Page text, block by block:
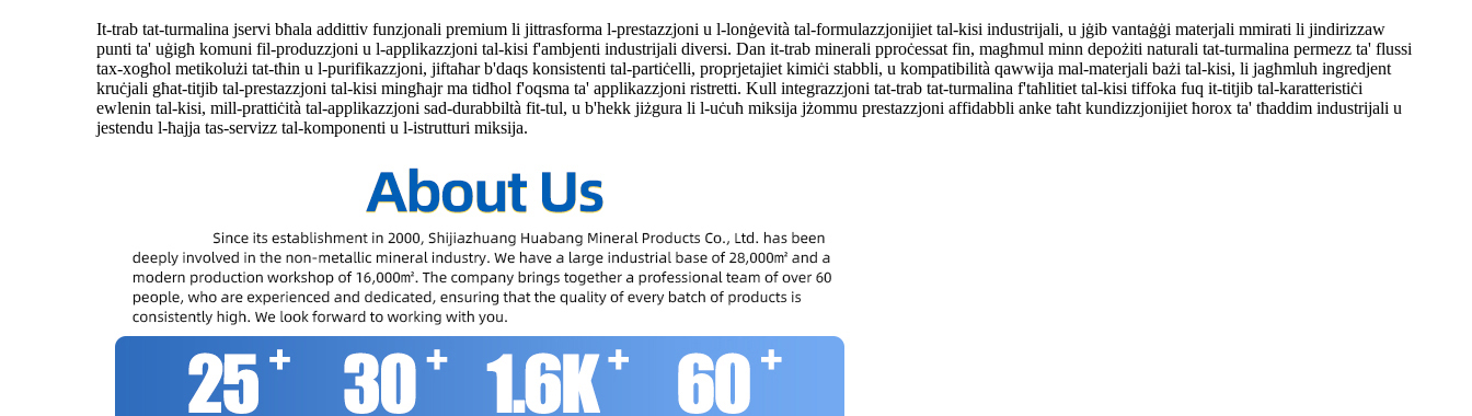
It-trab tat-turmalina jservi bħala addittiv funzjonali premium li jittrasforma l-prestazzjoni u l-lonġevità tal-formulazzjonijiet tal-kisi industrijali, u jġib vantaġġi materjali mmirati li jindirizzaw
punti ta' uġigħ komuni fil-produzzjoni u l-applikazzjoni tal-kisi f'ambjenti industrijali diversi. Dan it-trab minerali pproċessat fin, magħmul minn depożiti naturali tat-turmalina permezz ta' flussi
tax-xogħol metikolużi tat-tħin u l-purifikazzjoni, jiftaħar b'daqs konsistenti tal-partiċelli, proprjetajiet kimiċi stabbli, u kompatibilità qawwija mal-materjali bażi tal-kisi, li jagħmluh ingredjent
kruċjali għat-titjib tal-prestazzjoni tal-kisi mingħajr ma tidħol f'oqsma ta' applikazzjoni ristretti. Kull integrazzjoni tat-trab tat-turmalina f'taħlitiet tal-kisi tiffoka fuq it-titjib tal-karatteristiċi
ewlenin tal-kisi, mill-prattiċità tal-applikazzjoni sad-durabbiltà fit-tul, u b'hekk jiżgura li l-uċuħ miksija jżommu prestazzjoni affidabbli anke taħt kundizzjonijiet ħorox ta' tħaddim industrijali u
jestendu l-ħajja tas-servizz tal-komponenti u l-istrutturi miksija.